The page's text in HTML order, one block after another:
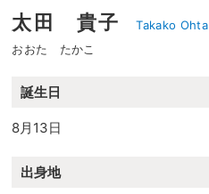
太田 貴子
Takako Ohta
おおた たかこ
誕生日
8月13日
出身地